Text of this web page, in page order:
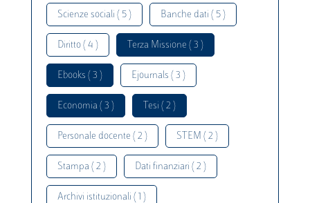
Scienze sociali ( 5 ) Banche dati ( 5 )
Diritto ( 4 ) Terza Missione ( 3 )
Ebooks ( 3 ) Ejournals ( 3 )
Economia ( 3 ) Tesi ( 2 )
Personale docente ( 2 ) STEM ( 2 )
Stampa ( 2 ) Dati finanziari ( 2 )
Archivi istituzionali ( 1 )